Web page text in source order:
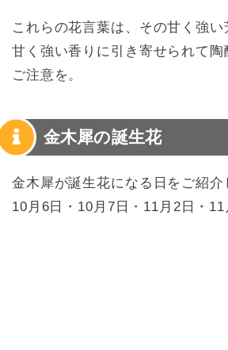
これらの花言葉は、その甘く強い
甘く強い香りに引き寄せられて
ご注意を。
金木犀の誕生花
金木犀が誕生花になる日をご紹介
10月6日・10月7日・11月2日・11